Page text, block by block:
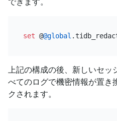
できます。
set @@global
上記の構成の後、新しいセ
べてのログで機密情報が置き
クされます。